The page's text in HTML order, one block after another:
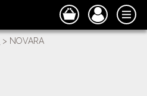
> NOVARA